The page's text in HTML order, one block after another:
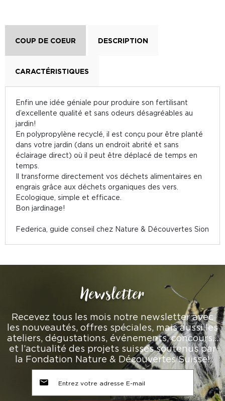
COUP DE COEUR DESCRIPTION
CARACTÉRISTIQUES
Enfin une idée géniale pour produire son fertilisant
d’excellente qualité et sans odeurs désagréables au
jardin!
En polypropylène recyclé, il est conçu pour être planté
dans votre jardin (dans un endroit abrité et sans
éclairage direct) où il peut être déplacé de temps en
temps.
Il transforme directement vos déchets alimentaires en
engrais grâce aux déchets organiques des vers.
Ecologique, simple et efficace.
Bon jardinage!
Federica, guide conseil chez Nature & Découvertes Sion
Newsletter
Recevez tous les mois notre newsletter avec
les nouveautés, offres spéciales, mais aussi les
ateliers, dégustations, événements, concours…
et l’actualité des projets suisses soutenus par
la Fondation Nature & Découvertes Suisse!